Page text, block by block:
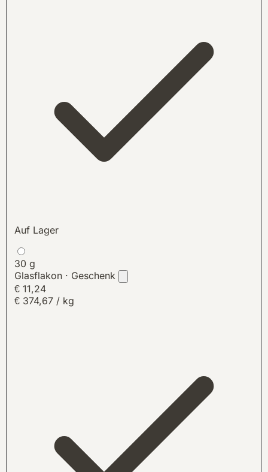
Auf Lager
30 g
Glasflakon · Geschenk
€ 11,24
€ 374,67 / kg